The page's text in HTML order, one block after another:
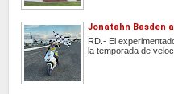
Jonatahn Basden
RD.- El
la temporada de